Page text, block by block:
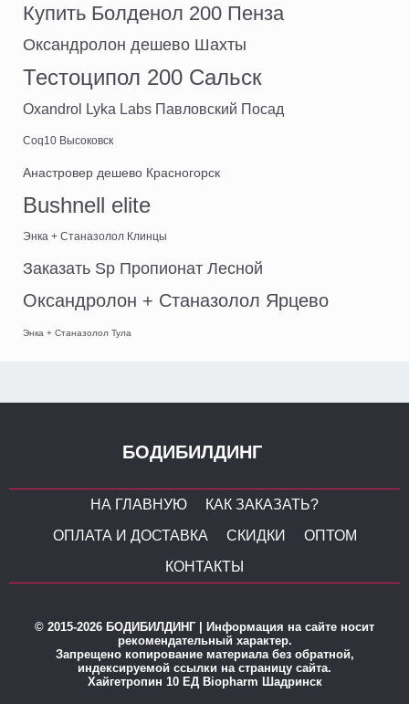
Купить Болденол 200 Пенза
Оксандролон дешево Шахты
Тестоципол 200 Сальск
Oxandrol Lyka Labs Павловский Посад
Coq10 Высоковск
Анастровер дешево Красногорск
Bushnell elite
Энка + Станазолол Клинцы
Заказать Sp Пропионат Лесной
Оксандролон + Станазолол Ярцево
Энка + Станазолол Тула
БОДИБИЛДИНГ
НА ГЛАВНУЮ
КАК ЗАКАЗАТЬ?
ОПЛАТА И ДОСТАВКА
СКИДКИ
ОПТОМ
КОНТАКТЫ
© 2015-2026 БОДИБИЛДИНГ | Информация на сайте носит
рекомендательный характер.
Запрещено копирование материала без обратной,
индексируемой ссылки на страницу сайта.
Хайгетропин 10 ЕД Biopharm Шадринск